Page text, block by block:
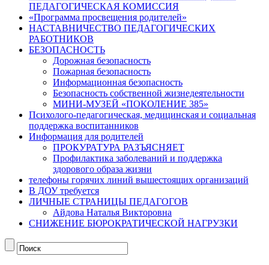
ПЕДАГОГИЧЕСКАЯ КОМИССИЯ
«Программа просвещения родителей»
НАСТАВНИЧЕСТВО ПЕДАГОГИЧЕСКИХ
РАБОТНИКОВ
БЕЗОПАСНОСТЬ
Дорожная безопасность
Пожарная безопасность
Информационная безопасность
Безопасность собственной жизнедеятельности
МИНИ-МУЗЕЙ «ПОКОЛЕНИЕ 385»
Психолого-педагогическая, медицинская и социальная
поддержка воспитанников
Информация для родителей
ПРОКУРАТУРА РАЗЪЯСНЯЕТ
Профилактика заболеваний и поддержка
здорового образа жизни
телефоны горячих линий вышестоящих организаций
В ДОУ требуется
ЛИЧНЫЕ СТРАНИЦЫ ПЕДАГОГОВ
Айдова Наталья Викторовна
СНИЖЕНИЕ БЮРОКРАТИЧЕСКОЙ НАГРУЗКИ